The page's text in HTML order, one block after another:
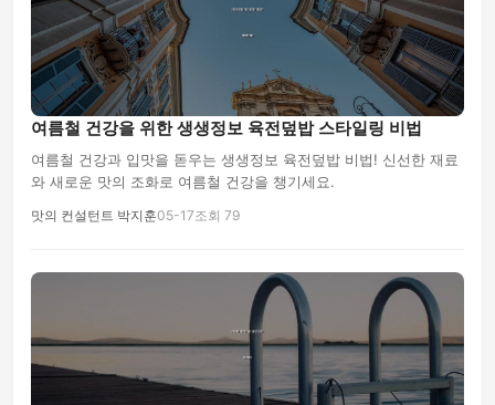
여름철 건강을 위한 생생정보 육전덮밥 스타일링 비법
여름철 건강과 입맛을 돋우는 생생정보 육전덮밥 비법! 신선한 재료
와 새로운 맛의 조화로 여름철 건강을 챙기세요.
맛의 컨설턴트 박지훈05-17조회 79